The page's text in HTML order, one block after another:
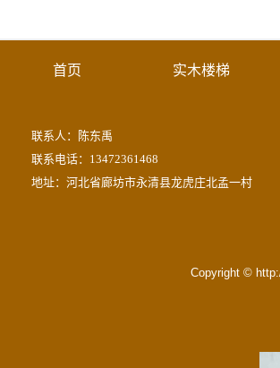
首页 实木楼梯
联系人：陈东禹
联系电话：13472361468
地址：河北省廊坊市永清县龙虎庄北孟一村
Copyright ©